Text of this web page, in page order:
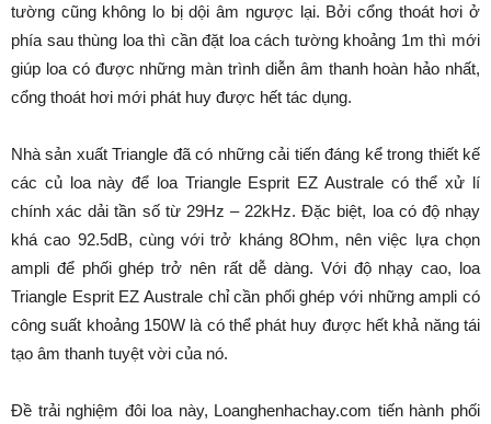
tường cũng không lo bị dội âm ngược lại. Bởi cổng thoát hơi ở
phía sau thùng loa thì cần đặt loa cách tường khoảng 1m thì mới
giúp loa có được những màn trình diễn âm thanh hoàn hảo nhất,
cổng thoát hơi mới phát huy được hết tác dụng.
Nhà sản xuất Triangle đã có những cải tiến đáng kể trong thiết kế
các củ loa này để loa Triangle Esprit EZ Australe có thể xử lí
chính xác dải tần số từ 29Hz – 22kHz. Đặc biệt, loa có độ nhạy
khá cao 92.5dB, cùng với trở kháng 8Ohm, nên việc lựa chọn
ampli để phối ghép trở nên rất dễ dàng. Với độ nhạy cao, loa
Triangle Esprit EZ Australe chỉ cần phối ghép với những ampli có
công suất khoảng 150W là có thể phát huy được hết khả năng tái
tạo âm thanh tuyệt vời của nó.
Đề trải nghiệm đôi loa này, Loanghenhachay.com tiến hành phối